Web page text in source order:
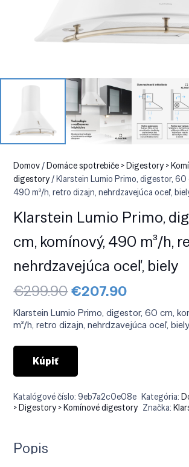
Domov/Domáce spotrebiče > Digestory >
digestory/ Klarstein Lumio Primo, digestor, 60
490 m³/h, retro dizajn, nehrdzavejúca oceľ,
Klarstein Lumio Primo,
cm, komínový, 490 m³/h,
nehrdzavejúca oceľ, biely
€299.90Pôvodná
cena
bola:
€299.90.
€207.90Aktuálna
je:
€207.90.
Klarstein Lumio Primo, digestor, 60 cm,
m³/h, retro dizajn, nehrdzavejúca oceľ,
Kúpiť
Katalógové číslo:9eb7a2c0e08e Kategória:
> Digestory > Komínové digestory Značka:
Popis